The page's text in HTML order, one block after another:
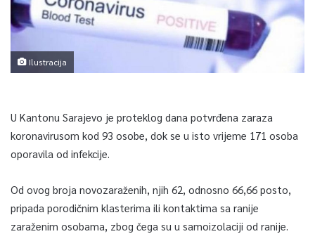
Ilustracija
U Kantonu Sarajevo je proteklog dana potvrđena zaraza
koronavirusom kod 93 osobe, dok se u isto vrijeme 171 osoba
oporavila od infekcije.
Od ovog broja novozaraženih, njih 62, odnosno 66,66 posto,
pripada porodičnim klasterima ili kontaktima sa ranije
zaraženim osobama, zbog čega su u samoizolaciji od ranije.